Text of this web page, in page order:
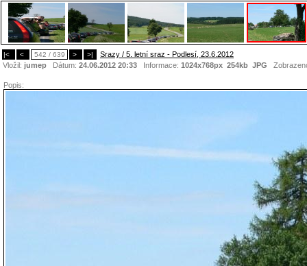
|< < 542 / 639 > >|
Srazy / 5. letní sraz - Podlesí, 23.6.2012
Vložil: jumep Dátum: 24.06.2012 20:33 Informace: 1024x768px 254kb JPG
Popis: